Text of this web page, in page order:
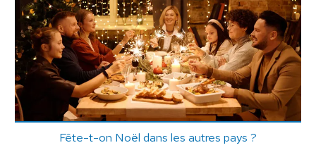
Fête-t-on Noël dans les autres pays ?